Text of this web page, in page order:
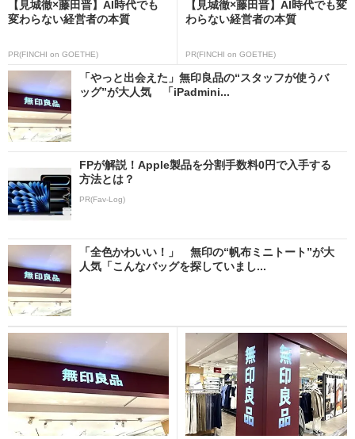
【見城徹×藤田晋】AI時代でも
変わらない経営者の本質
PR(FINCHI on GOETHE)
【見城徹×藤田晋】AI時代でも変
わらない経営者の本質
PR(FINCHI on GOETHE)
「やっと出会えた」無印良品の“スタッフが使うバ
ッグ”が大人気 「iPadmini...
FPが解説！Apple製品を分割手数料0円で入手する
方法とは？
PR(Fav-Log)
「全色かわいい！」 無印の“帆布ミニトート”が大
人気「こんなバッグを探していまし...